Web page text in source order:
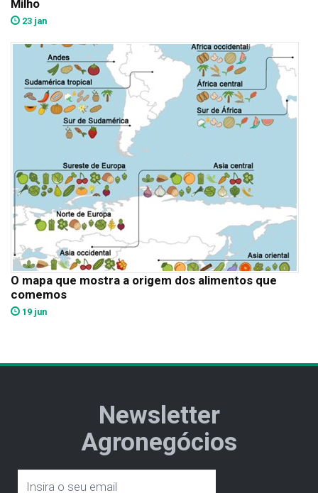
Milho
23 jan
O mapa que mostra a origem dos alimentos que
comemos
19 jun
Newsletter
Agronegócios